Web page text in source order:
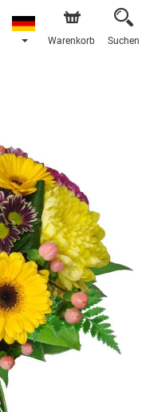
Warenkorb Suchen